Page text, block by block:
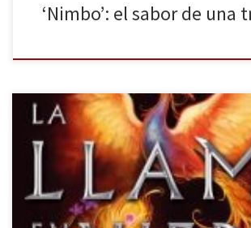
‘Nimbo’: el sabor de una
Nocturna publica un nuevo título de su
Mágica: La llama en la niebla. Útima obra de
de la bilogía de La ira y el amanecer
cine—. El Japón feudal envuelve la trama y a los